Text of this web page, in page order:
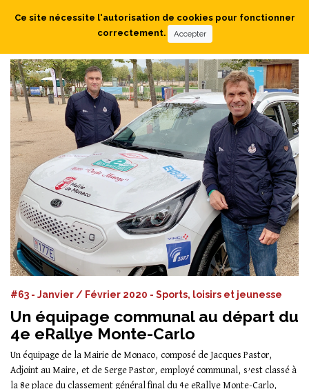
#63 - Janvier / Février 2020 - Sports, loisirs et jeunesse
Un équipage communal au départ du
4e eRallye Monte-Carlo
Un équipage de la Mairie de Monaco, composé de Jacques Pastor,
Adjoint au Maire, et de Serge Pastor, employé communal, s’est classé à
la 8e place du classement général final du 4e eRallye Monte-Carlo,
Ce site nécessite l'autorisation de cookies pour fonctionner
correctement.
Accepter